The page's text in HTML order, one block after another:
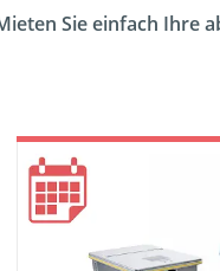
Sie einfach Ihre